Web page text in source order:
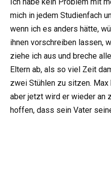
mich in jedem Studienfach
wenn ich es anders hätte,
ihnen vorschreiben lassen,
ziehe ich aus und breche
Eltern ab, als so viel Zeit
zwei Stühlen zu sitzen. Max
aber jetzt wird er wieder an
hoffen, dass sein Vater